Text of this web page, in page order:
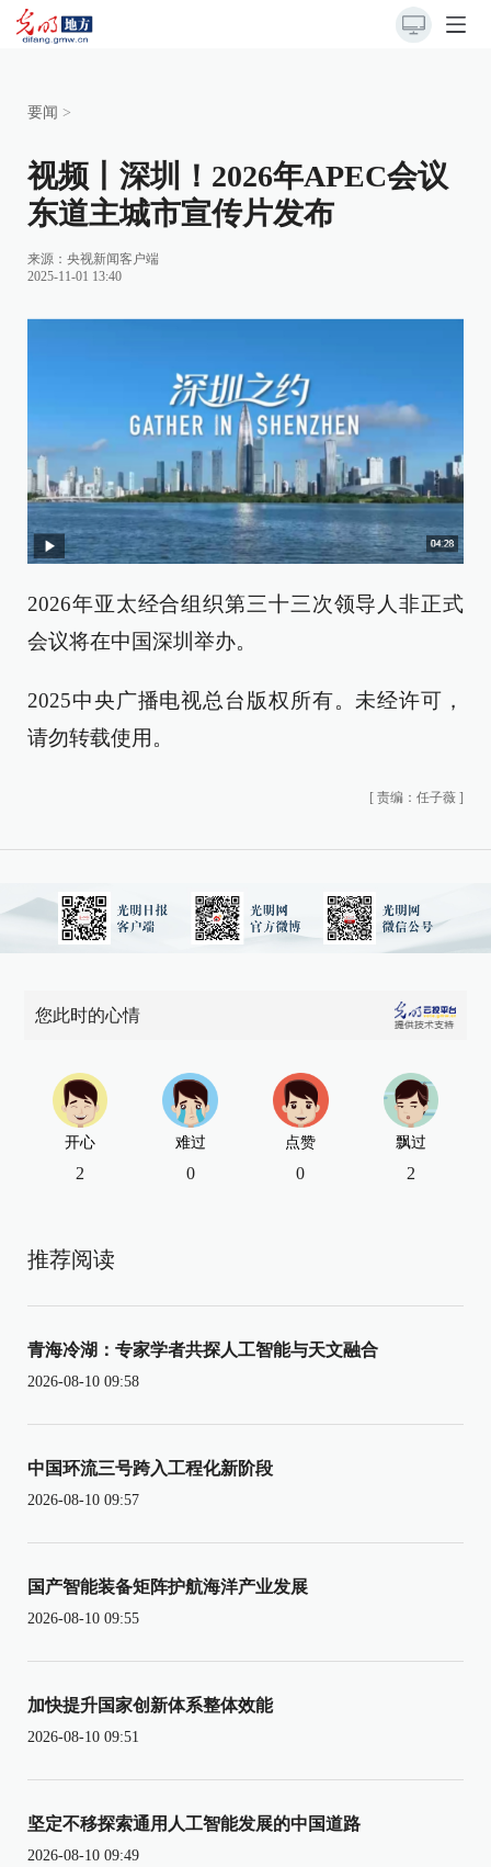
要闻 >
视频丨深圳！2026年APEC会议
东道主城市宣传片发布
来源： 央视新闻客户端
2025-11-01 13:40
2026年亚太经合组织第三十三次领导人非正式
会议将在中国深圳举办。
2025中央广播电视总台版权所有。未经许可，
请勿转载使用。
[ 责编：任子薇 ]
您此时的心情
开心
2
难过
0
点赞
0
飘过
2
推荐阅读
青海冷湖：专家学者共探人工智能与天文融合
2026-08-10 09:58
中国环流三号跨入工程化新阶段
2026-08-10 09:57
国产智能装备矩阵护航海洋产业发展
2026-08-10 09:55
加快提升国家创新体系整体效能
2026-08-10 09:51
坚定不移探索通用人工智能发展的中国道路
2026-08-10 09:49